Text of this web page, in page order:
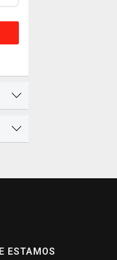
ESTAMOS